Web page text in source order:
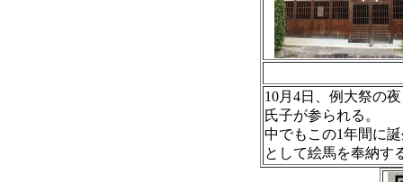
10月4日、例大祭の
氏子が参られる。
中でもこの1年間に
として絵馬を奉納す